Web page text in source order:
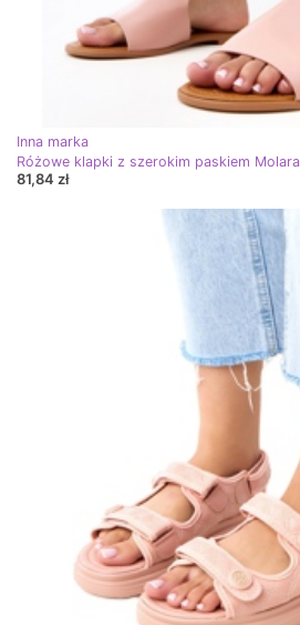
Inna marka
Różowe klapki z szerokim paskiem Molara
81,84 zł